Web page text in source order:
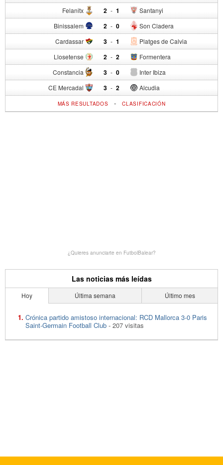
Felanitx 2 - Santanyi
1
Binissalem 2 - Son Cladera
0
Cardassar 3 - Platges de Calvia
1
Llosetense 2 - Formentera
2
Constancia 3 - Inter Ibiza
0
CE Mercadal 3 - Alcudia
2
MÁS RESULTADOS -CLASIFICACIÓN
¿Quieres anunciarte en FutbolBalear?
Las noticias más leídas
Hoy Última semana Último mes
Crónica partido amistoso internacional: RCD Mallorca 3-0 Paris
Saint-Germain Football Club - 207 visitas